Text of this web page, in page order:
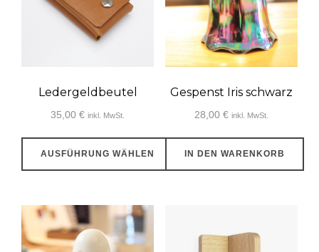
Ledergeldbeutel
35,00€ inkl. MwSt.
AUSFÜHRUNG WÄHLEN
weist
mehrere
Gespenst Iris schwarz
28,00 € inkl. MwSt.
IN DEN WARENKORB